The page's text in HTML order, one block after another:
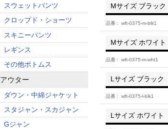
Mサイズ ブラック
品番 wft-0375-m-blk1
Mサイズ ホワイト
品番 wft-0375-m-wht1
Lサイズ ブラック
品番 wft-0375-l-blk1
Lサイズ ホワイト
スウェットパンツ
クロップド・ショーツ
スキニーパンツ
レギンス
その他ボトムス
アウター
ダウン・中綿ジャケット
スタジャン・スカジャン
Gジャン